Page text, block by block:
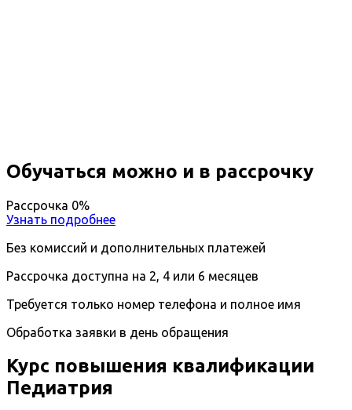
Обучаться можно и в рассрочку
Рассрочка 0%
Узнать подробнее
Без комиссий и дополнительных платежей
Рассрочка доступна на 2, 4 или 6 месяцев
Требуется только номер телефона и полное имя
Обработка заявки в день обращения
Курс повышения квалификации
Педиатрия